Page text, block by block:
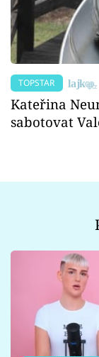
TOPSTAR
Kateřina
sabotovat